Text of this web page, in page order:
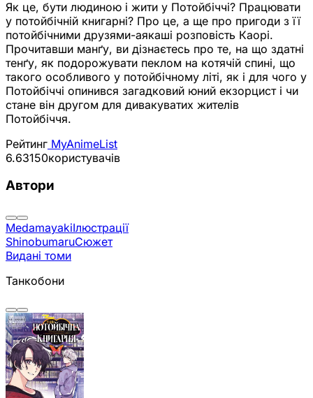
Як це, бути людиною і жити у Потойбіччі? Працювати
у потойбічній книгарні? Про це, а ще про пригоди з її
потойбічними друзями-аякаші розповість Каорі.
Прочитавши манґу, ви дізнаєтесь про те, на що здатні
тенґу, як подорожувати пеклом на котячій спині, що
такого особливого у потойбічному літі, як і для чого у
Потойбіччі опинився загадковий юний екзорцист і чи
стане він другом для дивакуватих жителів
Потойбіччя.
Рейтинг MyAnimeList
6.63150користувачів
Автори
MedamayakiІлюстрації
ShinobumaruСюжет
Видані томи
Танкобони